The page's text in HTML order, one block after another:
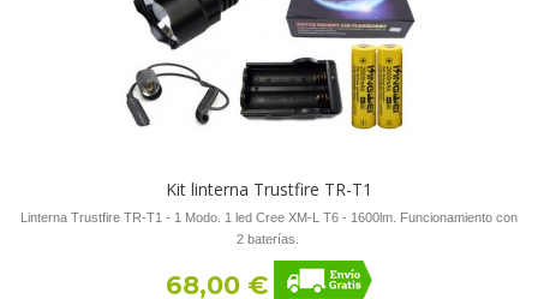
Kit linterna Trustfire TR-T1
Linterna Trustfire TR-T1 - 1 Modo. 1 led Cree XM-L T6 - 1600lm. Funcionamiento con
2 baterías.
68,00 €